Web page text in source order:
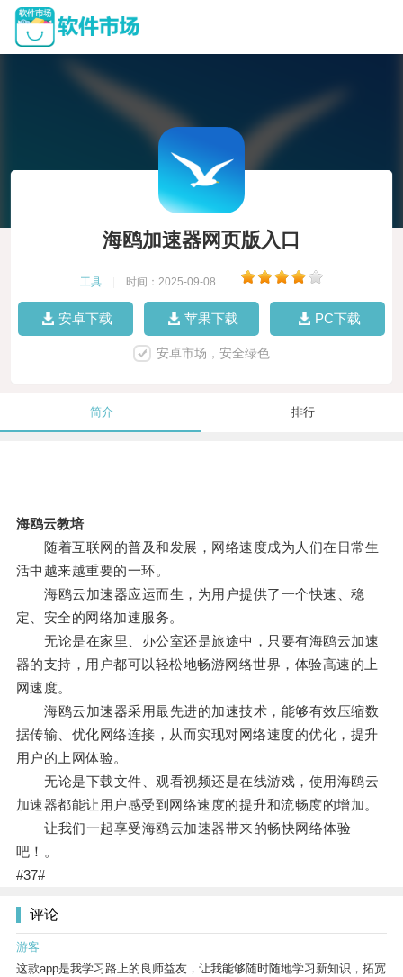
海鸥加速器网页版入口
工具 时间：2025-09-08
安卓下载 苹果下载 PC下载
安卓市场，安全绿色
简介 排行
海鸥云教培
随着互联网的普及和发展，网络速度成为人们在日常生
活中越来越重要的一环。
海鸥云加速器应运而生，为用户提供了一个快速、稳
定、安全的网络加速服务。
无论是在家里、办公室还是旅途中，只要有海鸥云加速
器的支持，用户都可以轻松地畅游网络世界，体验高速的上
网速度。
海鸥云加速器采用最先进的加速技术，能够有效压缩数
据传输、优化网络连接，从而实现对网络速度的优化，提升
用户的上网体验。
无论是下载文件、观看视频还是在线游戏，使用海鸥云
加速器都能让用户感受到网络速度的提升和流畅度的增加。
让我们一起享受海鸥云加速器带来的畅快网络体验
吧！。
#37#
评论
游客
这款app是我学习路上的良师益友，让我能够随时随地学习新知识，拓宽